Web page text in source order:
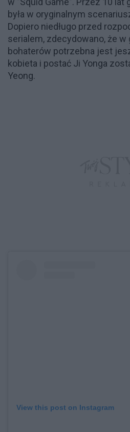
była w oryginalnym
Dopiero niedługo przed
serialem, zdecydowano, że w
bohaterów potrzebna jest
kobieta i postać Ji Yonga
Yeong.
View this post on Instagram